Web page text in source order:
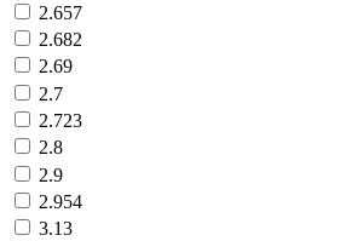
2.657
2.682
2.69
2.7
2.723
2.8
2.9
2.954
3.13